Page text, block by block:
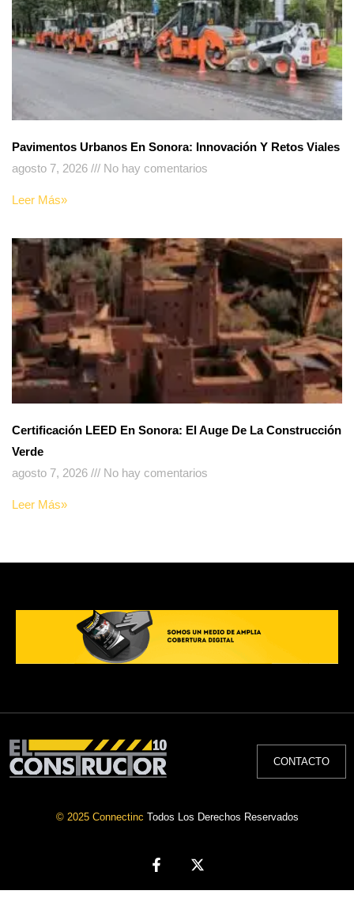
Pavimentos Urbanos En Sonora: Innovación Y Retos Viales
agosto 7, 2026
No hay comentarios
Leer Más»
Certificación LEED En Sonora: El Auge De La Construcción
Verde
agosto 7, 2026
No hay comentarios
Leer Más»
CONTACTO
© 2025 Connectinc Todos Los Derechos Reservados